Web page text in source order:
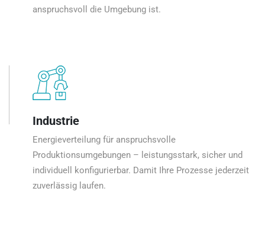
anspruchsvoll die Umgebung ist.
Industrie
Energieverteilung für anspruchsvolle
Produktionsumgebungen – leistungsstark, sicher und
individuell konfigurierbar. Damit Ihre Prozesse jederzeit
zuverlässig laufen.